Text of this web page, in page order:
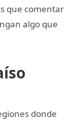
que comentar
algo que
donde